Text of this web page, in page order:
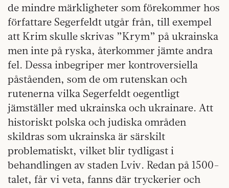
de mindre märkligheter som förekommer hos
författare Segerfeldt utgår från, till exempel
att Krim skulle skrivas ”Krym” på ukrainska
men inte på ryska, återkommer jämte andra
fel. Dessa inbegriper mer kontroversiella
påståenden, som de om rutenskan och
rutenerna vilka Segerfeldt oegentligt
jämställer med ukrainska och ukrainare. Att
historiskt polska och judiska områden
skildras som ukrainska är särskilt
problematiskt, vilket blir tydligast i
behandlingen av staden Lviv. Redan på 1500-
talet, får vi veta, fanns där tryckerier och